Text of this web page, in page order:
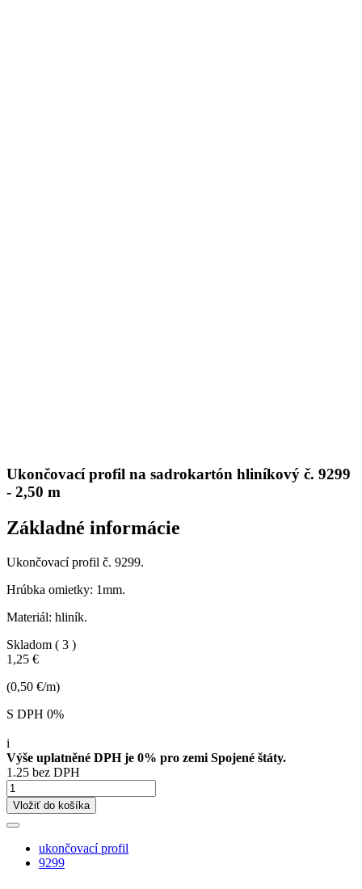
Ukončovací profil na sadrokartón hliníkový č. 9299
- 2,50 m
Základné informácie
Ukončovací profil č. 9299.
Hrúbka omietky: 1mm.
Materiál: hliník.
Skladom ( 3 )
1,25 €
(0,50 €/m)
S DPH 0%
i
Výše uplatněné DPH je 0% pro zemi Spojené štáty.
1.25 bez DPH
Vložiť do košíka
ukončovací profil
9299